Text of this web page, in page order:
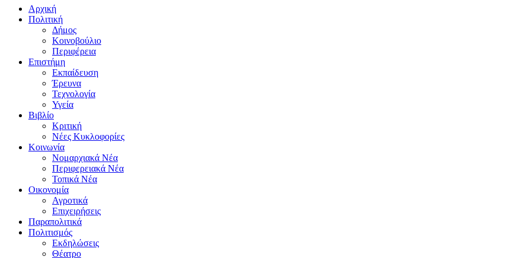
Αρχική
Πολιτική
Δήμος
Κοινοβούλιο
Περιφέρεια
Επιστήμη
Εκπαίδευση
Έρευνα
Τεχνολογία
Υγεία
Βιβλίο
Κριτική
Νέες Κυκλοφορίες
Κοινωνία
Νομαρχιακά Νέα
Περιφερειακά Νέα
Τοπικά Νέα
Οικονομία
Αγροτικά
Επιχειρήσεις
Παραπολιτικά
Πολιτισμός
Εκδηλώσεις
Θέατρο